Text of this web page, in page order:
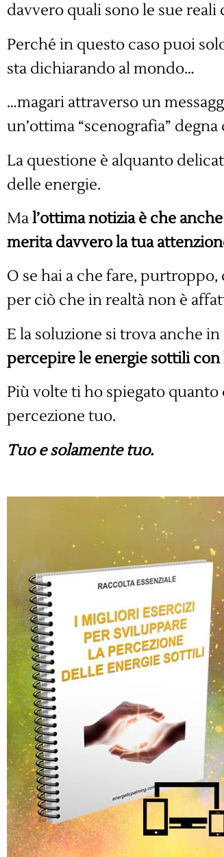
davvero quali sono le sue reali
Perché in questo caso puoi
sta dichiarando al mondo…
…magari attraverso un
un’ottima “scenografia”
La questione è alquanto
delle energie.
Mal’ottima notizia è che
merita davvero la tua
O se hai a che fare,
per ciò che in realtà non è
E la soluzione si trova anche
percepire le energie sottili con
Più volte ti ho spiegato
percezione tuo.
Tuo e solamente tuo.